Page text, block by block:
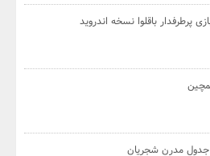
پرطرفدار باقلوا نسخه اندروید
مدرن شجریان